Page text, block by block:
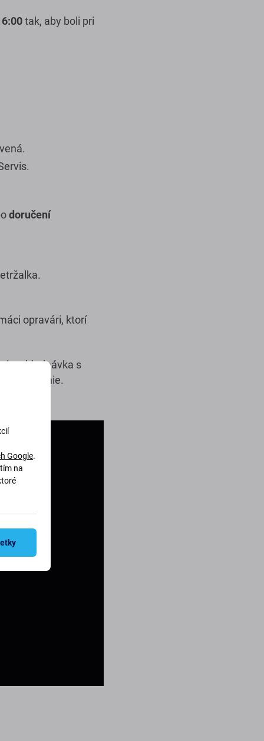
tak, aby boli pri
doručení
opravári, ktorí
objednávka s
doručenie.
Google.
na